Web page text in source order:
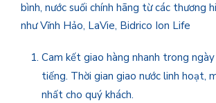
bình, nước suối chính hãng từ các thương
như Vĩnh Hảo, LaVie, Bidrico Ion Life
Cam kết giao hàng nhanh trong
tiếng. Thời gian giao nước linh hoạt,
nhất cho quý khách.